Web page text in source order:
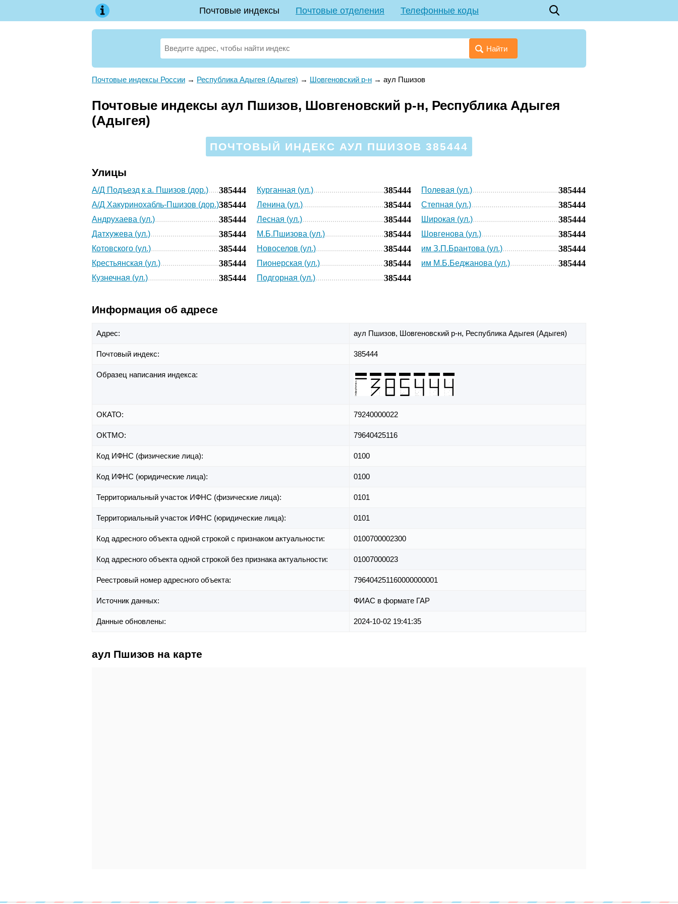
Почтовые индексы Почтовые отделения Телефонные коды
Найти
Почтовые индексы России → Республика Адыгея (Адыгея) → Шовгеновский р-н → аул Пшизов
Почтовые индексы аул Пшизов, Шовгеновский р-н, Республика Адыгея
(Адыгея)
ПОЧТОВЫЙ ИНДЕКС АУЛ ПШИЗОВ 385444
Улицы
А/Д Подъезд к а. Пшизов (дор.) 385444
А/Д Хакуринохабль-Пшизов (дор.)385444
Андрухаева (ул.) 385444
Датхужева (ул.) 385444
Котовского (ул.) 385444
Крестьянская (ул.) 385444
Кузнечная (ул.) 385444
Курганная (ул.) 385444
Ленина (ул.) 385444
Лесная (ул.) 385444
М.Б.Пшизова (ул.) 385444
Новоселов (ул.) 385444
Пионерская (ул.) 385444
Подгорная (ул.) 385444
Полевая (ул.) 385444
Степная (ул.) 385444
Широкая (ул.) 385444
Шовгенова (ул.) 385444
им З.П.Брантова (ул.) 385444
им М.Б.Беджанова (ул.) 385444
Информация об адресе
Адрес: аул Пшизов, Шовгеновский р-н, Республика Адыгея (Адыгея)
Почтовый индекс: 385444
Образец написания индекса:
ОКАТО: 79240000022
ОКТМО: 79640425116
Код ИФНС (физические лица): 0100
Код ИФНС (юридические лица): 0100
Территориальный участок ИФНС (физические лица): 0101
Территориальный участок ИФНС (юридические лица): 0101
Код адресного объекта одной строкой с признаком актуальности: 0100700002300
Код адресного объекта одной строкой без признака актуальности: 01007000023
Реестровый номер адресного объекта: 796404251160000000001
Источник данных: ФИАС в формате ГАР
Данные обновлены: 2024-10-02 19:41:35
аул Пшизов на карте